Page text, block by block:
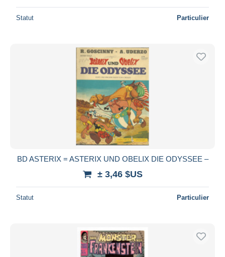
Appliquer
Statut Particulier
BD ASTERIX = ASTERIX UND OBELIX DIE ODYSSEE –
± 3,46 $US
Statut Particulier